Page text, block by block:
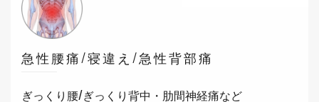
急性腰痛/寝違え/急性背部痛
ぎっくり腰/ぎっくり背中・肋間神経痛など